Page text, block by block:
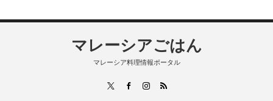
マレーシアごはん
マレーシア料理情報ポータル
FacebookInstagram
RSS